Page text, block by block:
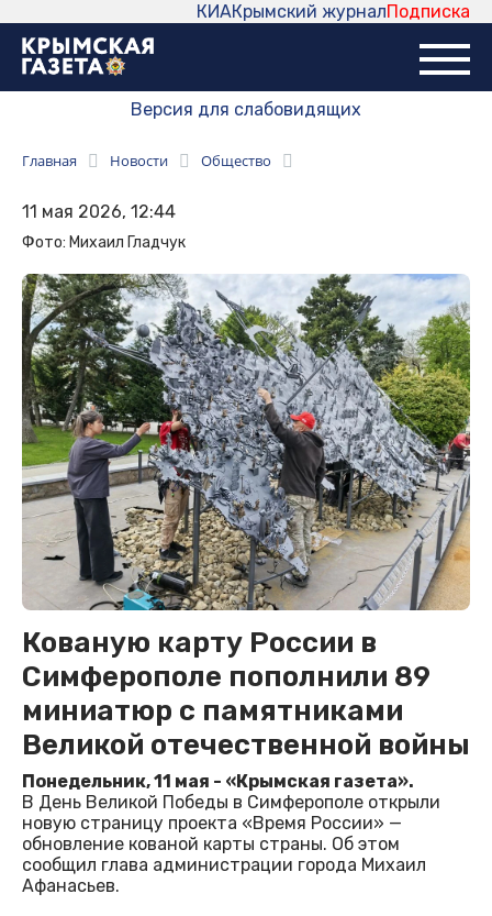
Подписка
Крымский журнал
КИА
Версия для слабовидящих
Главная Новости Общество
11 мая 2026, 12:44
Фото: Михаил Гладчук
Кованую карту России в
Симферополе пополнили 89
миниатюр с памятниками
Великой отечественной войны
Понедельник, 11 мая - «Крымская газета».
В День Великой Победы в Симферополе открыли
новую страницу проекта «Время России» —
обновление кованой карты страны. Об этом
сообщил глава администрации города Михаил
Афанасьев.